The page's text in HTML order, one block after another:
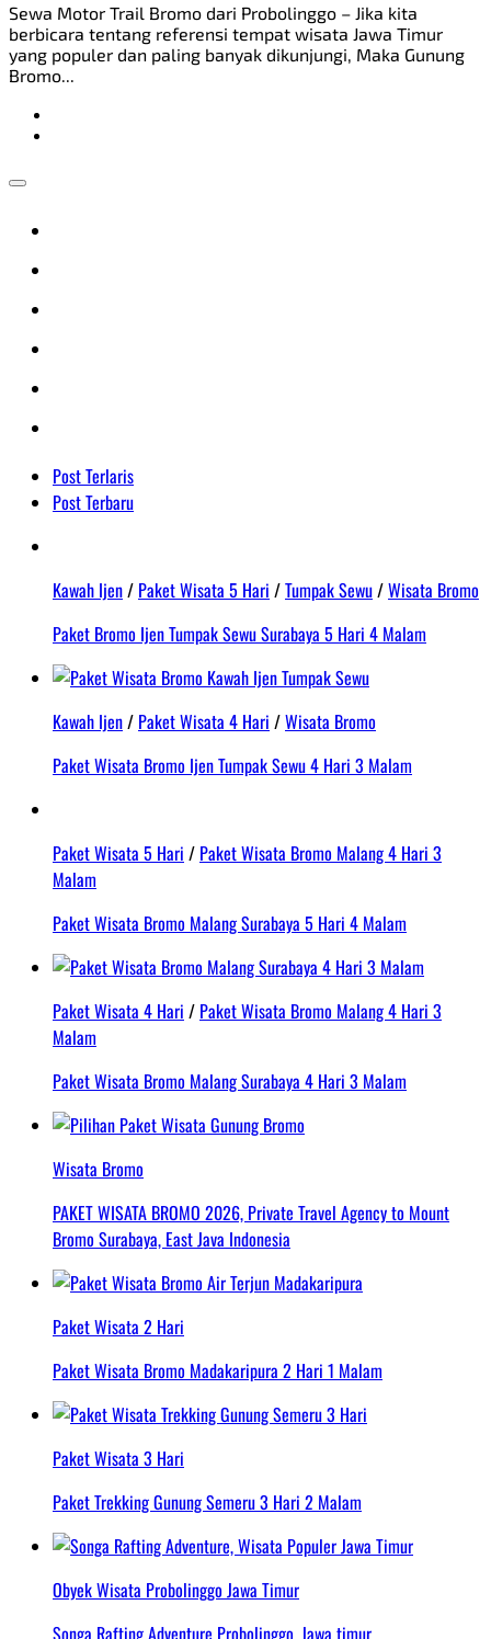
Sewa Motor Trail Bromo dari Probolinggo – Jika kita
berbicara tentang referensi tempat wisata Jawa Timur
yang populer dan paling banyak dikunjungi, Maka Gunung
Bromo...
Post Terlaris
Post Terbaru
Kawah Ijen/ Paket Wisata 5 Hari /Tumpak Sewu/Wisata Bromo
Paket Bromo Ijen Tumpak Sewu Surabaya 5 Hari 4 Malam
Kawah Ijen/ Paket Wisata 4 Hari /Wisata Bromo
Paket Wisata Bromo Ijen Tumpak Sewu 4 Hari 3 Malam
Paket Wisata 5 Hari / Paket Wisata Bromo Malang 4 Hari 3
Malam
Paket Wisata Bromo Malang Surabaya 5 Hari 4 Malam
Paket Wisata 4 Hari / Paket Wisata Bromo Malang 4 Hari 3
Malam
Paket Wisata Bromo Malang Surabaya 4 Hari 3 Malam
Wisata Bromo
PAKET WISATA BROMO 2026, Private Travel Agency to Mount
Bromo Surabaya, East Java Indonesia
Paket Wisata 2 Hari
Paket Wisata Bromo Madakaripura 2 Hari 1 Malam
Paket Wisata 3 Hari
Paket Trekking Gunung Semeru 3 Hari 2 Malam
Obyek Wisata Probolinggo Jawa Timur